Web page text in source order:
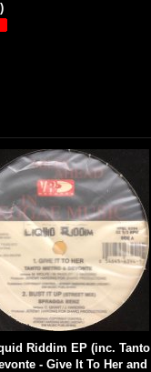
Riddim EP (inc.
- Give It To Her and